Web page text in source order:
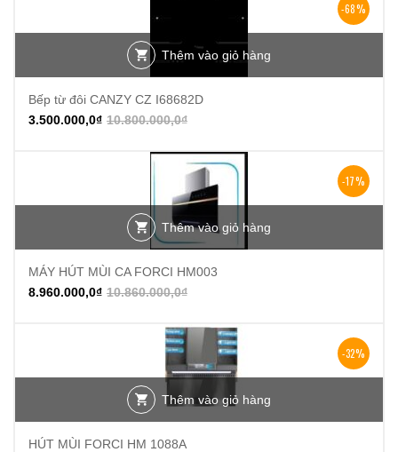
-68%
Thêm vào giỏ hàng
Bếp từ đôi CANZY CZ I68682D
10.800.000,0₫
3.500.000,0₫
-17%
Thêm vào giỏ hàng
MÁY HÚT MÙI CA FORCI HM003
10.860.000,0₫
8.960.000,0₫
-32%
Thêm vào giỏ hàng
HÚT MÙI FORCI HM 1088A